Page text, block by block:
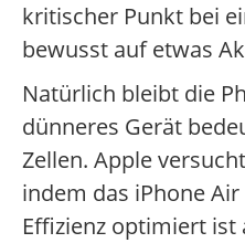
kritischer Punkt bei
bewusst auf etwas
Natürlich bleibt die
dünneres Gerät
Zellen. Apple
indem das iPhone
Effizienz optimiert ist